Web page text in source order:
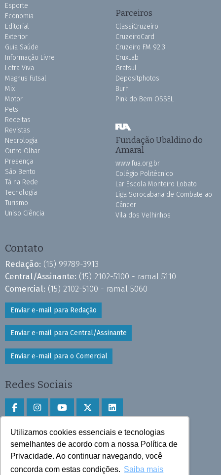
Utilizamos cookies essenciais e tecnologias
semelhantes de acordo com a nossa Política de
Privacidade. Ao continuar navegando, você
concorda com estas condições. Saiba mais
Esporte
Economia
Editorial
Exterior
Guia Saúde
Informação Livre
Letra Viva
Magnus Futsal
Mix
Motor
Pets
Receitas
Revistas
Necrologia
Outro Olhar
Presença
São Bento
Tá na Rede
Tecnologia
Turismo
Uniso Ciência
Parceiros
ClassiCruzeiro
CruzeiroCard
Cruzeiro FM 92.3
CruxLab
Grafsul
Depositphotos
Burh
Pink do Bem OSSEL
Fundação Ubaldino do
Amaral
www.fua.org.br
Colégio Politécnico
Lar Escola Monteiro Lobato
Liga Sorocabana de Combate ao
Câncer
Vila dos Velhinhos
Contato
Redação: (15) 99789-3913
Central/Assinante: (15) 2102-5100 - ramal 5110
Comercial: (15) 2102-5100 - ramal 5060
Enviar e-mail para Redação
Enviar e-mail para Central/Assinante
Enviar e-mail para o Comercial
Redes Sociais
Faça download do aplicativo
Play Store e App Store